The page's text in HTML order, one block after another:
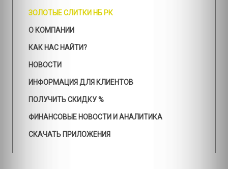
ЗОЛОТЫЕ СЛИТКИ НБ РК
О КОМПАНИИ
КАК НАС НАЙТИ?
НОВОСТИ
ИНФОРМАЦИЯ ДЛЯ КЛИЕНТОВ
ПОЛУЧИТЬ СКИДКУ %
ФИНАНСОВЫЕ НОВОСТИ И АНАЛИТИКА
СКАЧАТЬ ПРИЛОЖЕНИЯ